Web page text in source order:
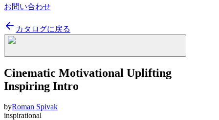
お問い合わせ
カタログに戻る
Cinematic Motivational Uplifting
Inspiring Intro
byRoman Spivak
inspirational